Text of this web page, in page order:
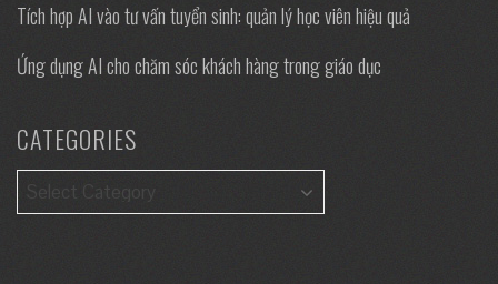
Tích hợp AI vào tư vấn tuyển sinh: quản lý học viên hiệu quả
Ứng dụng AI cho chăm sóc khách hàng trong giáo dục
CATEGORIES
Categories